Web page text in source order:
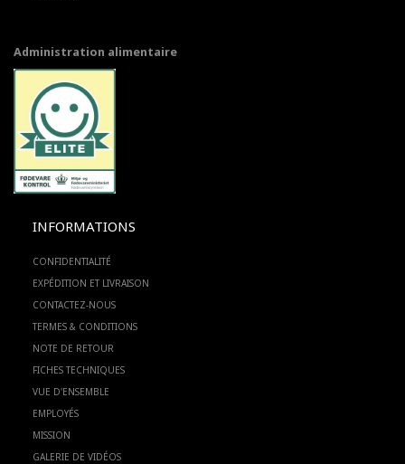
Administration alimentaire
INFORMATIONS
CONFIDENTIALITÉ
EXPÉDITION ET LIVRAISON
CONTACTEZ-NOUS
TERMES & CONDITIONS
NOTE DE RETOUR
FICHES TECHNIQUES
VUE D'ENSEMBLE
EMPLOYÉS
MISSION
GALERIE DE VIDÉOS